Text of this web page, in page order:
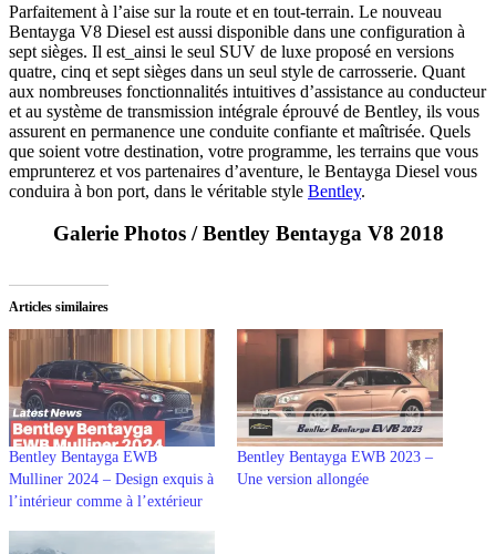
Parfaitement à l’aise sur la route et en tout-terrain. Le nouveau
Bentayga V8 Diesel est aussi disponible dans une configuration à
sept sièges. Il est_ainsi le seul SUV de luxe proposé en versions
quatre, cinq et sept sièges dans un seul style de carrosserie. Quant
aux nombreuses fonctionnalités intuitives d’assistance au conducteur
et au système de transmission intégrale éprouvé de Bentley, ils vous
assurent en permanence une conduite confiante et maîtrisée. Quels
que soient votre destination, votre programme, les terrains que vous
emprunterez et vos partenaires d’aventure, le Bentayga Diesel vous
conduira à bon port, dans le véritable style Bentley.
Galerie Photos / Bentley Bentayga V8 2018
Articles similaires
Bentley Bentayga EWB
Mulliner 2024 – Design exquis à
l’intérieur comme à l’extérieur
Bentley Bentayga EWB 2023 –
Une version allongée